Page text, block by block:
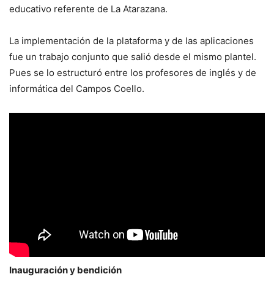
educativo referente de La Atarazana.
La implementación de la plataforma y de las aplicaciones
fue un trabajo conjunto que salió desde el mismo plantel.
Pues se lo estructuró entre los profesores de inglés y de
informática del Campos Coello.
Inauguración y bendición